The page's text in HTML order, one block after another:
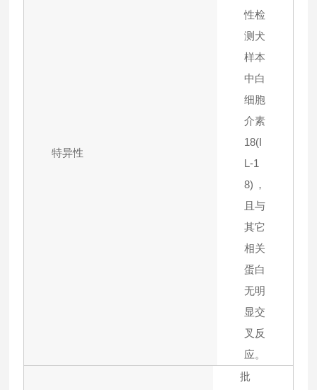
特异性
性检
测犬
样本
中白
细胞
介素
18(I
L-1
8)，
且与
其它
相关
蛋白
无明
显交
叉反
应。
批